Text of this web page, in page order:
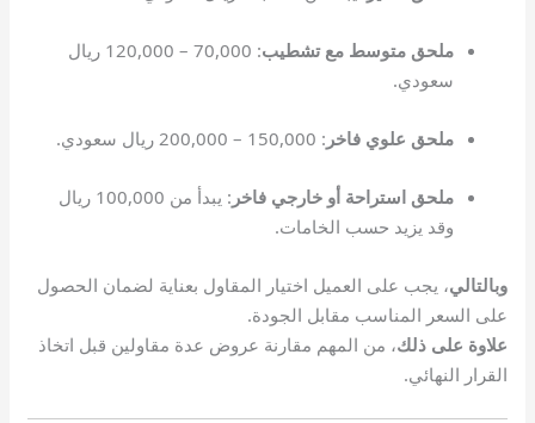
ملحق متوسط مع تشطيب
: 70,000 – 120,000 ريال
سعودي.
ملحق علوي فاخر : 150,000 – 200,000 ريال سعودي.
ملحق استراحة أو خارجي فاخر
: يبدأ من 100,000 ريال
وقد يزيد حسب الخامات.
وبالتالي، يجب على العميل اختيار المقاول بعناية لضمان الحصول
على السعر المناسب مقابل الجودة.
علاوة على ذلك، من المهم مقارنة عروض عدة مقاولين قبل اتخاذ
القرار النهائي.